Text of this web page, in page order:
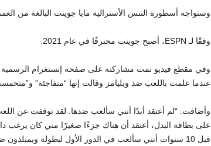
وستواجه أسطورة التنس الأسترالية مايا جوينت البالغة من العمر 20
وفقًا لـ ESPN، أصبح جوينت محترفًا في عام 2021.
وفي مقطع فيديو تمت مشاركته على صفحة إنستغرام الرسمية
عندما علمت باللعب ضد ويليامز وقالت إنها “متفاجئة”
وأضافت: “لم أعتقد أبدًا أنني سألعب ضدها. لقد توقفت عن
على بطاقة البدل، أعتقد أن هناك جزءًا صغيرًا مني كان يرغب
قبل 10 سنوات أنني سألعب في الدور الأول لبطولة ويمبلدون ضد سيرينا ويليامز، فإن ذلك سيكون أمرًا سخيفًا”.